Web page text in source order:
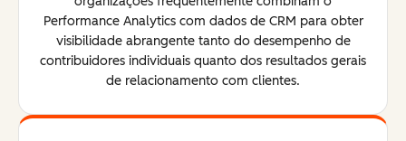
Performance Analytics com dados de CRM para obter
visibilidade abrangente tanto do desempenho de
contribuidores individuais quanto dos resultados gerais
de relacionamento com clientes.